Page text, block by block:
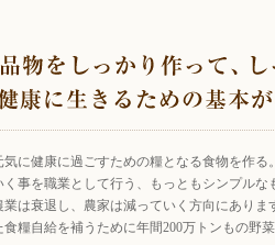
気に健康に過ごすための糧となる食物を作
く事を職業として行う、もっともシンプルな
業は衰退し、農家は減っていく方向にありま
糧自給を補うために年間200万トンもの野